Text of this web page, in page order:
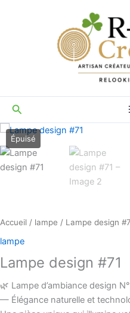
Rechercher
Accueil / lampe / Lampe design
lampe
Lampe design #71
🌿 Lampe d’ambiance design
— Élégance naturelle et